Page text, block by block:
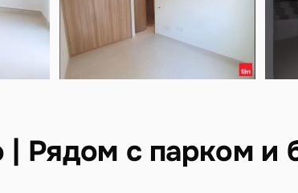
| Рядом с парком и